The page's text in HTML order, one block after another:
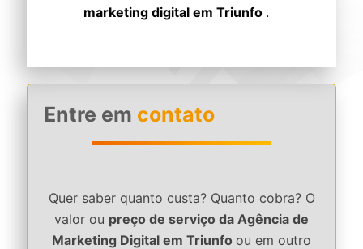
marketing digital em Triunfo .
Entre em contato
Quer saber quanto custa? Quanto cobra? O
valor ou preço de serviço da Agência de
Marketing Digital em Triunfo ou em outro